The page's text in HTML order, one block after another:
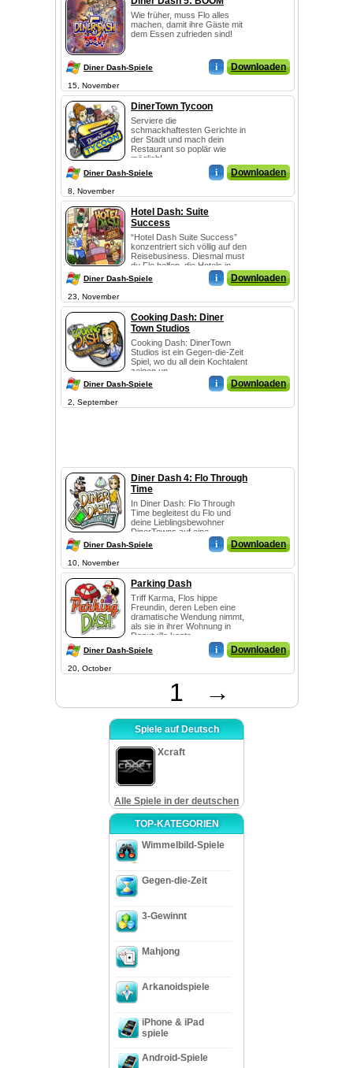
Wie früher, muss Flo alles
machen, damit ihre Gäste mit
dem Essen zufrieden sind!
Diner Dash-Spiele i Downloaden
15, November
DinerTown Tycoon
Serviere die
schmackhaftesten Gerichte in
der Stadt und mach dein
Restaurant so poplär wie
möglich!
Diner Dash-Spiele i Downloaden
8, November
Hotel Dash: Suite
Success
“Hotel Dash Suite Success”
konzentriert sich völlig auf den
Reisebusiness. Diesmal must
du Flo helfen, die Hotels in
Diner...
Diner Dash-Spiele i Downloaden
23, November
Cooking Dash: Diner
Town Studios
Cooking Dash: DinerTown
Studios ist ein Gegen-die-Zeit
Spiel, wo du all dein Kochtalent
zeigen un...
Diner Dash-Spiele i Downloaden
2, September
Diner Dash 4: Flo Through
Time
In Diner Dash: Flo Through
Time begleitest du Flo und
deine Lieblingsbewohner
DinerTowns auf eine...
Diner Dash-Spiele i Downloaden
10, November
Parking Dash
Triff Karma, Flos hippe
Freundin, deren Leben eine
dramatische Wendung nimmt,
als sie in ihrer Wohnung in
Donutville konta...
Diner Dash-Spiele i Downloaden
20, October
1 →
Spiele auf Deutsch
Xcraft
Alle Spiele in der deutschen
TOP-KATEGORIEN
Wimmelbild-Spiele
Gegen-die-Zeit
3-Gewinnt
Mahjong
Arkanoidspiele
iPhone & iPad
spiele
Android-Spiele